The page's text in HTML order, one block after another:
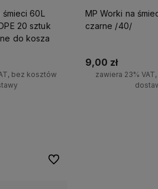
już20 lat doświadczenia na
polskim rynku.
60L
20 sztuk
do kosza
bez kosztów
MP Worki na śmieci 120l 10szt
czarne /40/
9,00 zł
zawiera 23%
Do ulubionych